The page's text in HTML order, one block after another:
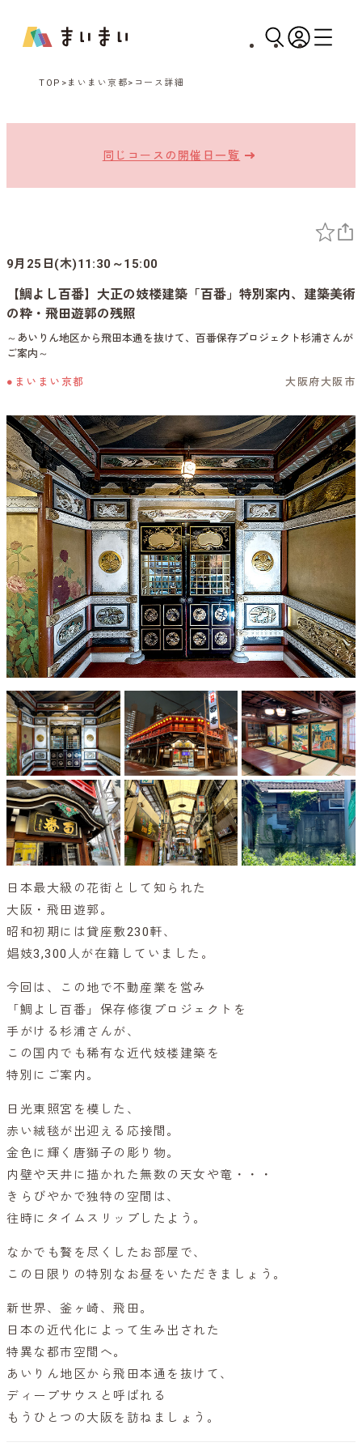
TOP まいまい京都 コース詳細
同じコースの開催日一覧
9月25日(木)11:30～15:00
【鯛よし百番】大正の妓楼建築「百番」特別案内、建築美術
の粋・飛田遊郭の残照
～あいりん地区から飛田本通を抜けて、百番保存プロジェクト杉浦さんが
ご案内～
●まいまい京都 大阪府大阪市
日本最大級の花街として知られた
大阪・飛田遊郭。
昭和初期には貸座敷230軒、
娼妓3,300人が在籍していました。
今回は、この地で不動産業を営み
「鯛よし百番」保存修復プロジェクトを
手がける杉浦さんが、
この国内でも稀有な近代妓楼建築を
特別にご案内。
日光東照宮を模した、
赤い絨毯が出迎える応接間。
金色に輝く唐獅子の彫り物。
内壁や天井に描かれた無数の天女や竜・・・
きらびやかで独特の空間は、
往時にタイムスリップしたよう。
なかでも贅を尽くしたお部屋で、
この日限りの特別なお昼をいただきましょう。
新世界、釜ヶ崎、飛田。
日本の近代化によって生み出された
特異な都市空間へ。
あいりん地区から飛田本通を抜けて、
ディープサウスと呼ばれる
もうひとつの大阪を訪ねましょう。